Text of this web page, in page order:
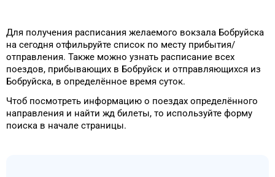
Для получения расписания желаемого вокзала Бобруйска
на сегодня отфильруйте список по месту прибытия/
отправления. Также можно узнать расписание всех
поездов, прибывающих в Бобруйск и отправляющихся из
Бобруйска, в определённое время суток.
Чтоб посмотреть информацию о поездах определённого
направления и найти жд билеты, то используйте форму
поиска в начале страницы.